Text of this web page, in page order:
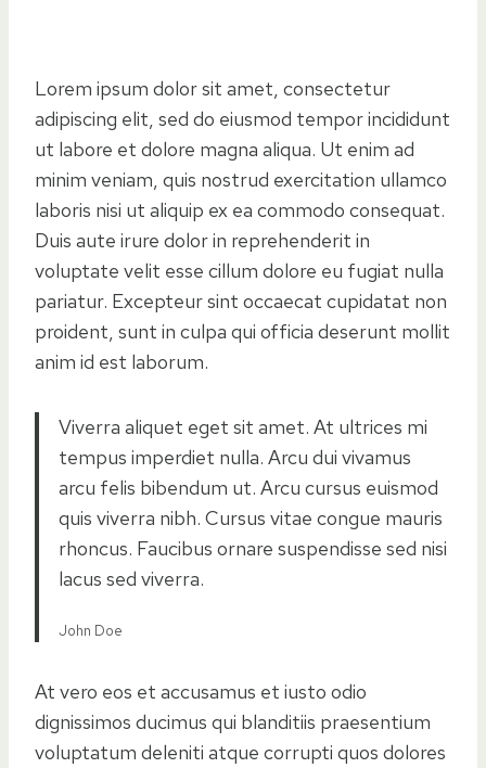
Lorem ipsum dolor sit amet, consectetur
adipiscing elit, sed do eiusmod tempor incididunt
ut labore et dolore magna aliqua. Ut enim ad
minim veniam, quis nostrud exercitation ullamco
laboris nisi ut aliquip ex ea commodo consequat.
Duis aute irure dolor in reprehenderit in
voluptate velit esse cillum dolore eu fugiat nulla
pariatur. Excepteur sint occaecat cupidatat non
proident, sunt in culpa qui officia deserunt mollit
anim id est laborum.
Viverra aliquet eget sit amet. At ultrices mi
tempus imperdiet nulla. Arcu dui vivamus
arcu felis bibendum ut. Arcu cursus euismod
quis viverra nibh. Cursus vitae congue mauris
rhoncus. Faucibus ornare suspendisse sed nisi
lacus sed viverra.
John Doe
At vero eos et accusamus et iusto odio
dignissimos ducimus qui blanditiis praesentium
voluptatum deleniti atque corrupti quos dolores